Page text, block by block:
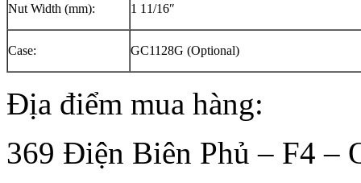
Nut Width (mm): 1 11/16″
Case: GC1128G (Optional)
Địa điểm mua hàng:
369 Điện Biên Phủ – F4 –